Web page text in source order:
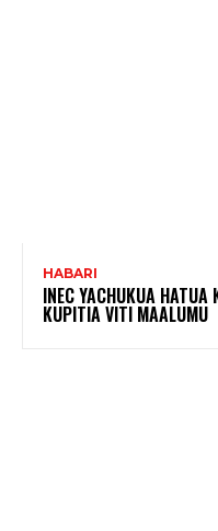
HABARI
INEC YACHUKUA
KUPITIA VITI MAALUMU